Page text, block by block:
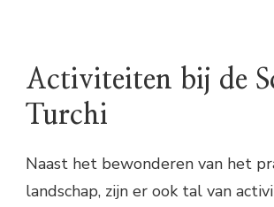
Activiteiten bij de
Turchi
Naast het bewonderen van het
landschap, zijn er ook tal van